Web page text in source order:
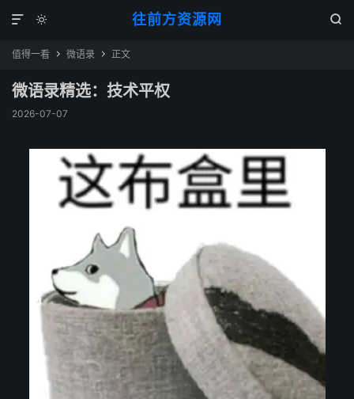
往前方资源网
 

值得一看  微语录  正文
微语录精选：技术平权
2026-07-07